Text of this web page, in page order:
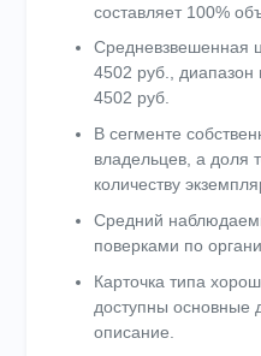
составляет 100%
Средневзвешенная
4502 руб.,
4502 руб.
В сегменте
владельцев, а доля
количеству
Средний
поверками по
Карточка типа
доступны основные
описание.